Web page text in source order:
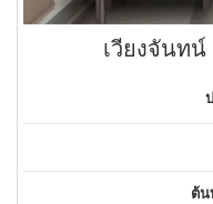
เวียงจันท
ต้น